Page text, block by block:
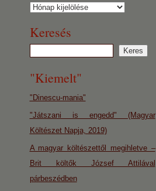
Archívum
Keresés
"Kiemelt"
"Dinescu-mania"
"Játszani is engedd" (Magyar
Költészet Napja, 2019)
A magyar költészettől megihletve –
Brit költők József Attilával
párbeszédben